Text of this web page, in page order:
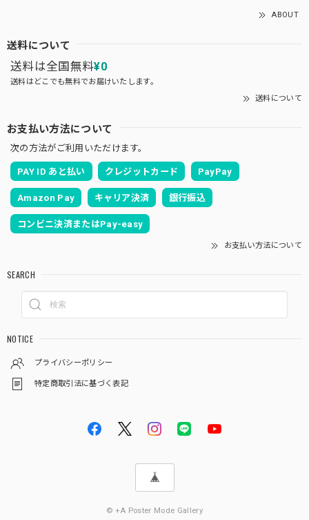
ABOUT
送料について
送料は全国無料¥0
送料はどこでも無料でお届けいたします。
送料について
お支払い方法について
次の方法がご利用いただけます。
PAY ID あと払い クレジットカード PayPay
Amazon Pay キャリア決済 銀行振込
コンビニ決済またはPay-easy
お支払い方法について
SEARCH
NOTICE
プライバシーポリシー
特定商取引法に基づく表記
© +A Poster Mode Gallery